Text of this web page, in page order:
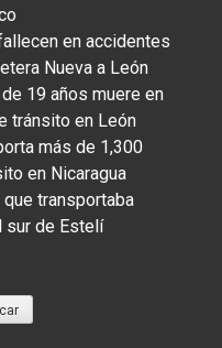
en accidentes
Nueva a León
19 años muere en
tránsito en León
más de 1,300
en Nicaragua
transportaba
sur de Estelí